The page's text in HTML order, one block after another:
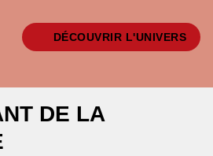
DÉCOUVRIR L'UNIVERS
DE LA